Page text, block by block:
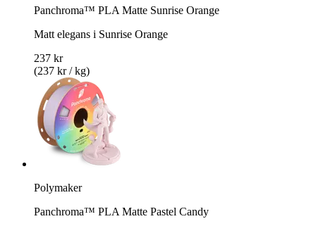
Panchroma™ PLA Matte Sunrise Orange
Matt elegans i Sunrise Orange
237 kr
(237 kr / kg)
Polymaker
Panchroma™ PLA Matte Pastel Candy